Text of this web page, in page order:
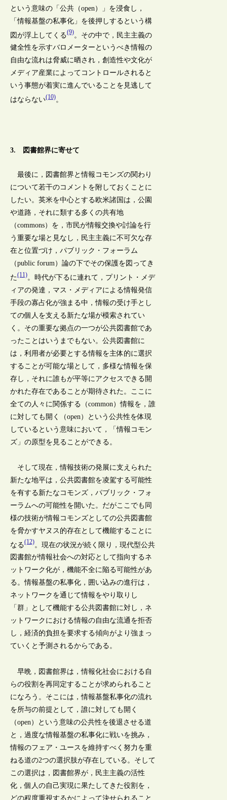
という意味の「公共（open）」を浸食し，
「情報基盤の私事化」を後押しするという構
図が浮上してくる(9)。その中で，民主主義の
健全性を示すバロメーターというべき情報の
自由な流れは脅威に晒され，創造性や文化が
メディア産業によってコントロールされると
いう事態が着実に進んでいることを見逃して
はならない(10)。
3. 図書館界に寄せて
最後に，図書館界と情報コモンズの関わり
について若干のコメントを附しておくことに
したい。英米を中心とする欧米諸国は，公園
や道路，それに類する多くの共有地
（commons）を，市民が情報交換や討論を行
う重要な場と見なし，民主主義に不可欠な存
在と位置づけ，パブリック・フォーラム
（public forum）論の下でその保護を図ってき
た(11)。時代が下るに連れて，プリント・メデ
ィアの発達，マス・メディアによる情報発信
手段の寡占化が強まる中，情報の受け手とし
ての個人を支える新たな場が模索されてい
く。その重要な拠点の一つが公共図書館であ
ったことはいうまでもない。公共図書館に
は，利用者が必要とする情報を主体的に選択
することが可能な場として，多様な情報を保
存し，それに誰もが平等にアクセスできる開
かれた存在であることが期待された。ここに
全ての人々に関係する（common）情報を，誰
に対しても開く（open）という公共性を体現
しているという意味において，「情報コモン
ズ」の原型を見ることができる。
そして現在，情報技術の発展に支えられた
新たな地平は，公共図書館を凌駕する可能性
を有する新たなコモンズ，パブリック・フォ
ーラムへの可能性を開いた。だがここでも同
様の技術が情報コモンズとしての公共図書館
を脅かすヤヌス的存在として機能することに
なる(12)。現在の状況が続く限り，現代型公共
図書館が情報社会への対応として指向するネ
ットワーク化が，機能不全に陥る可能性があ
る。情報基盤の私事化，囲い込みの進行は，
ネットワークを通じて情報をやり取りし
「群」として機能する公共図書館に対し，ネ
ットワークにおける情報の自由な流通を拒否
し，経済的負担を要求する傾向がより強まっ
ていくと予測されるからである。
早晩，図書館界は，情報化社会における自
らの役割を再同定することが求められること
になろう。そこには，情報基盤私事化の流れ
を所与の前提として，誰に対しても開く
（open）という意味の公共性を後退させる道
と，過度な情報基盤の私事化に戦いを挑み，
情報のフェア・ユースを維持すべく努力を重
ねる道の2つの選択肢が存在している。そして
この選択は，図書館界が，民主主義の活性
化，個人の自己実現に果たしてきた役割を，
どの程度重視するかによって決せられること